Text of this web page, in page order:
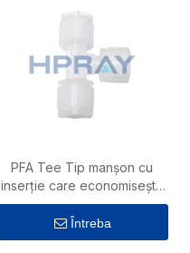
PFA Tee Tip manșon cu
inserție care economisește
spațiu
Întreba